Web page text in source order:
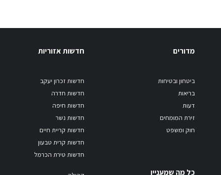
מדורים
ביטחון ובטיחות
בריאות
דעות
זירת המומחים
חוק ומשפט
חדשות אזוריות
חדשות זכרון יעקב
חדשות חדרה
חדשות חיפה
חדשות נשר
חדשות קריית חיים
חדשות קרית טבעון
חדשות טירת הכרמל
כל מה שמעניין